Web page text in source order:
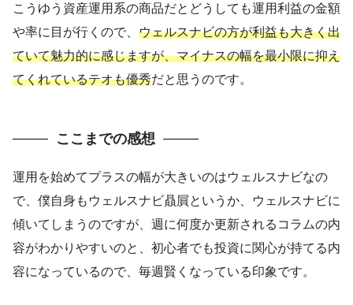
こうゆう資産運用系の商品だとどうしても運用利益の金額
や率に目が行くので、 ウェルスナビの方が利益も大きく出
ていて魅力的に感じますが、マイナスの幅を最小限に抑え
てくれているテオも優秀だと思うのです。
ここまでの感想
運用を始めてプラスの幅が大きいのはウェルスナビなの
で、僕自身もウェルスナビ贔屓というか、ウェルスナビに
傾いてしまうのですが、週に何度か更新されるコラムの内
容がわかりやすいのと、初心者でも投資に関心が持てる内
容になっているので、毎週賢くなっている印象です。